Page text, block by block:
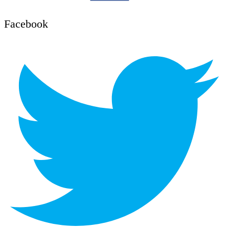
Facebook